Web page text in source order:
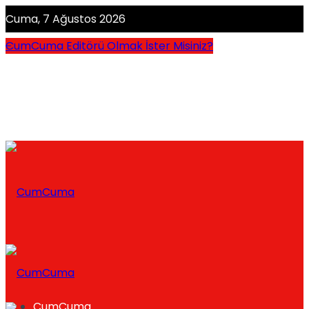
Cuma, 7 Ağustos 2026
CumCuma Editörü Olmak İster Misiniz?